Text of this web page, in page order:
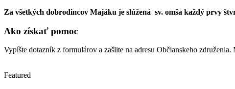
Za všetkých dobrodincov Majáku je slúžená sv. omša každý prvy
Ako získať pomoc
Vypíšte dotazník z formulárov a zašlite na adresu Občianskeho
Featured